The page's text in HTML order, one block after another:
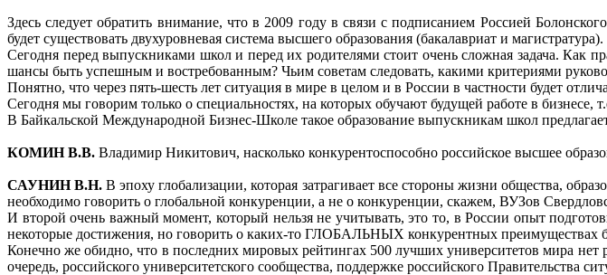
Здесь следует обратить внимание, что в 2009 году в связи с подписанием Россией
будет существовать двухуровневая система высшего образования (бакалавриат и магистратура).
Сегодня перед выпускниками школ и перед их родителями стоит очень сложная задача. Как
шансы быть успешным и востребованным? Чьим советам следовать, какими критериями
Понятно, что через пять-шесть лет ситуация в мире в целом и в России в частности будет
Сегодня мы говорим только о специальностях, на которых обучают будущей работе в бизнесе,
В Байкальской Международной Бизнес-Школе такое образование выпускникам школ
КОМИН В.В. Владимир Никитович, насколько конкурентоспособно российское высшее
САУНИН В.Н.В эпоху глобализации, которая затрагивает все стороны жизни общества,
необходимо говорить о глобальной конкуренции, а не о конкуренции, скажем, ВУЗов
И второй очень важный момент, который нельзя не учитывать, это то, в России опыт
некоторые достижения, но говорить о каких-то ГЛОБАЛЬНЫХ конкурентных преимуществах
Конечно же обидно, что в последних мировых рейтингах 500 лучших университетов мира нет
очередь, российского университетского сообщества, поддержке российского Правительства